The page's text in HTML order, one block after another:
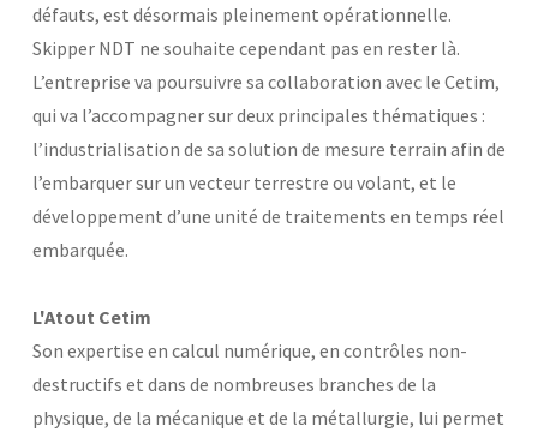
défauts, est désormais pleinement opérationnelle.
Skipper NDT ne souhaite cependant pas en rester là.
L’entreprise va poursuivre sa collaboration avec le Cetim,
qui va l’accompagner sur deux principales thématiques :
l’industrialisation de sa solution de mesure terrain afin de
l’embarquer sur un vecteur terrestre ou volant, et le
développement d’une unité de traitements en temps réel
embarquée.
L'Atout Cetim
Son expertise en calcul numérique, en contrôles non-
destructifs et dans de nombreuses branches de la
physique, de la mécanique et de la métallurgie, lui permet